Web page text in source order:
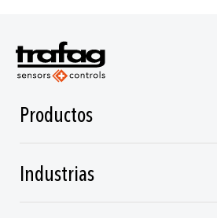
Productos
Industrias